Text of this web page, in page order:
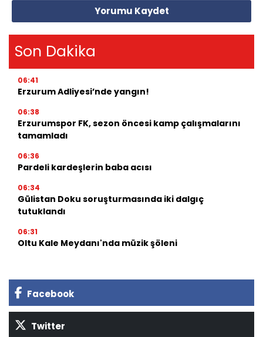
Yorumu Kaydet
Son Dakika
06:41
Erzurum Adliyesi’nde yangın!
06:38
Erzurumspor FK, sezon öncesi kamp çalışmalarını
tamamladı
06:36
Pardeli kardeşlerin baba acısı
06:34
Gülistan Doku soruşturmasında iki dalgıç
tutuklandı
06:31
Oltu Kale Meydanı'nda müzik şöleni
Facebook
Twitter